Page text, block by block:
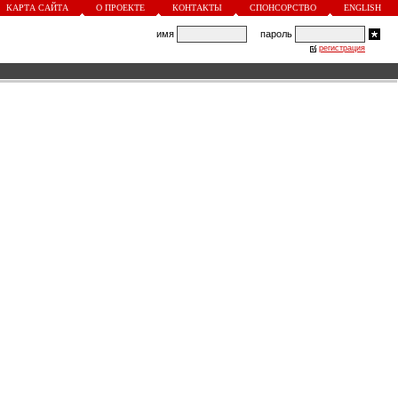
КАРТА САЙТА О ПРОЕКТЕ КОНТАКТЫ СПОНСОРСТВО ENGLISH
имя пароль
регистрация